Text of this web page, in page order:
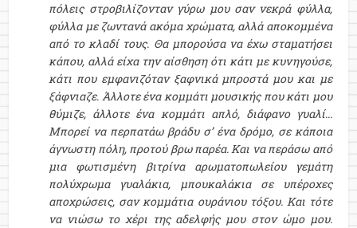
πόλεις στροβιλίζονταν γύρω μου σαν νεκρά φύλλα,
φύλλα με ζωντανά ακόμα χρώματα, αλλά αποκομμένα
από το κλαδί τους. Θα μπορούσα να έχω σταματήσει
κάπου, αλλά είχα την αίσθηση ότι κάτι με κυνηγούσε,
κάτι που εμφανιζόταν ξαφνικά μπροστά μου και με
ξάφνιαζε. Άλλοτε ένα κομμάτι μουσικής που κάτι μου
θύμιζε, άλλοτε ένα κομμάτι απλό, διάφανο γυαλί...
Μπορεί να περπατάω βράδυ σ’ ένα δρόμο, σε κάποια
άγνωστη πόλη, προτού βρω παρέα. Και να περάσω από
μια φωτισμένη βιτρίνα αρωματοπωλείου γεμάτη
πολύχρωμα γυαλάκια, μπουκαλάκια σε υπέροχες
αποχρώσεις, σαν κομμάτια ουράνιου τόξου. Και τότε
να νιώσω το χέρι της αδελφής μου στον ώμο μου.